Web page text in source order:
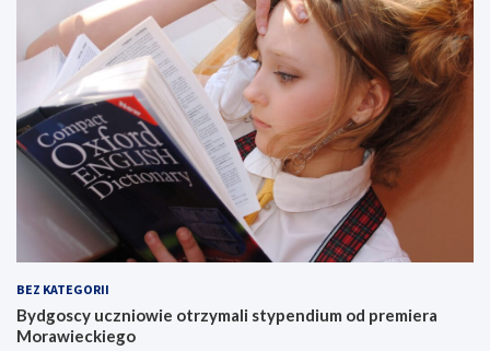
BEZ KATEGORII
Bydgoscy uczniowie otrzymali stypendium od premiera
Morawieckiego